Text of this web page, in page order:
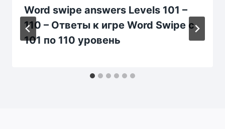
Word swipe answers Levels 101 –
110 – Ответы к игре Word Swipe с
101 по 110 уровень